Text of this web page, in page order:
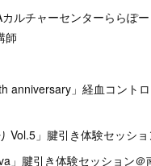
ルチャーセンターららぽー
師
anniversary」経血コント
Vol.5」腱引き体験セッシ
」腱引き体験セッション＠